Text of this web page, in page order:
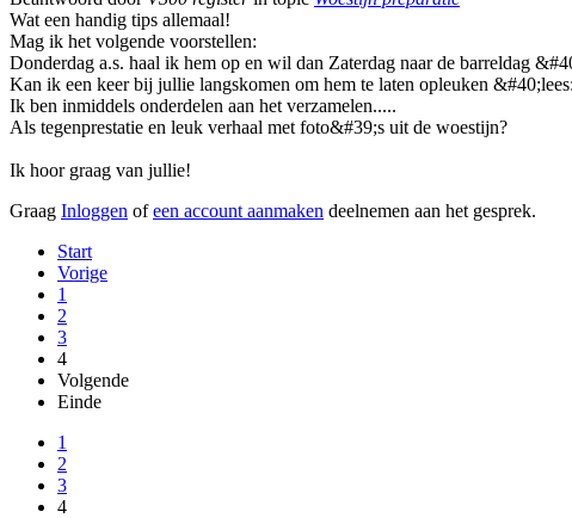
Wat een handig tips allemaal!
Mag ik het volgende voorstellen:
Donderdag a.s. haal ik hem op en wil dan Zaterdag naar de barreldag
Kan ik een keer bij jullie langskomen om hem te laten opleuken
Ik ben inmiddels onderdelen aan het verzamelen.....
Als tegenprestatie en leuk verhaal met foto&#39;s uit de woestijn?
Ik hoor graag van jullie!
Graag Inloggen ofeen account aanmaken deelnemen aan het gesprek.
Start
Vorige
1
2
3
4
Volgende
Einde
1
2
3
4